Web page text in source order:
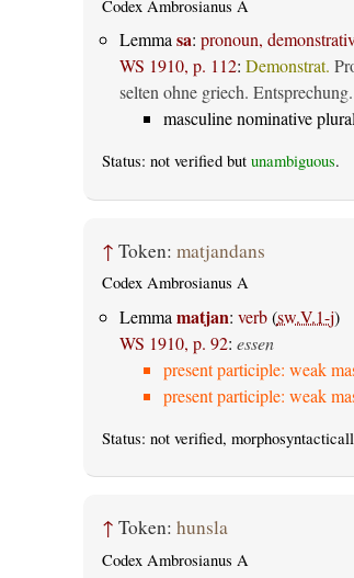
Codex Ambrosianus A
Lemmasa: pronoun,
WS 1910, p. 112: Demonstrat.
selten ohne griech.
masculine nominative
Status: not verified but unambiguous.
↑ Token: matjandans
Codex Ambrosianus A
Lemma matjan: verb(sw.V.1-j)
WS 1910, p. 92: essen
present participle: weak
present participle: weak
Status: not verified,
↑ Token: hunsla
Codex Ambrosianus A